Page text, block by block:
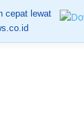
cepat lewat